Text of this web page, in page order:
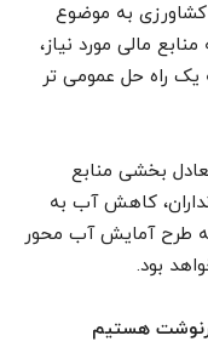
کشاورزی به موضوع
مالی مورد نیاز،
یک راه حل عمومی تر
بخشی منابع
کاهش آب به
طرح آمایش آب محور
بود.
هستیم